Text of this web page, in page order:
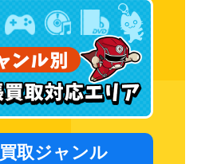
買取ジャンル